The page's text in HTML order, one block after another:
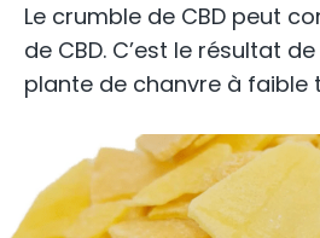
Le crumble de CBD peut
de CBD. C’est le résultat
plante de chanvre à faible